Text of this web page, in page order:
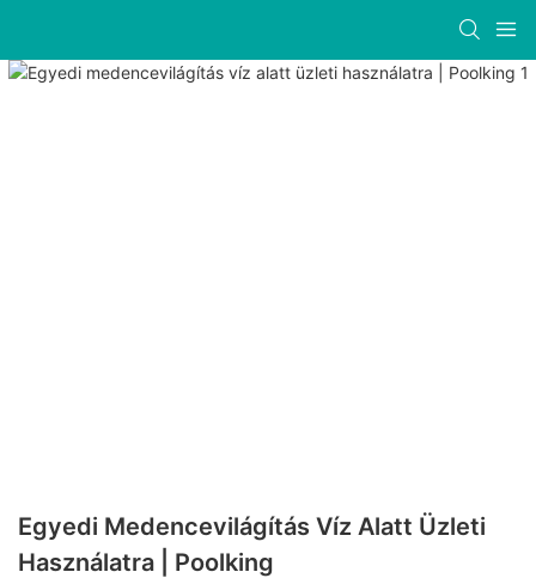
Egyedi Medencevilágítás Víz Alatt Üzleti
Használatra | Poolking